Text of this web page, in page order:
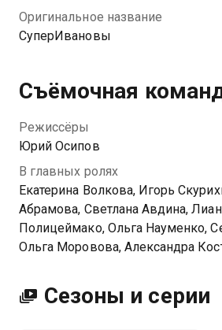
радио слухи о волшебном
округе, и Ивановы начинают
собственными семейными
Оригинальное название
СуперИвановы
Съёмочная
Режиссёры
Юрий Осипов
В главных ролях
Екатерина Волкова, Игорь
Абрамова, Светлана Авдина,
Полицеймако, Ольга Науменко,
Ольга Моровова, Александра
Сезоны и серии